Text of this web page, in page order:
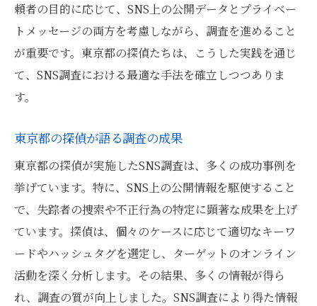
頼者の目的に応じて、SNS上の公開データとプライベー
トメッセージの両方を考慮しながら、調査を進めること
が重要です。東京都の探偵たちは、こうした実践を通じ
て、SNS調査における最適な手法を確立しつつありま
す。
東京都の探偵が語る調査の成果
東京都の探偵が実施したSNS調査は、多くの成功事例を
挙げています。特に、SNS上の公開情報を駆使すること
で、失踪者の捜索や不正行為の特定に顕著な成果を上げ
ています。探偵は、個々のケースに応じて適切なキーワ
ードやハッシュタグを選定し、ターゲットのオンライン
活動を深く分析します。その結果、多くの情報が得ら
れ、調査の質が向上しました。SNS調査により得た情報